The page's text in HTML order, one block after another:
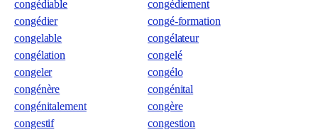
congédiable
congédiement
congédier
congé-formation
congelable
congélateur
congélation
congelé
congeler
congélo
congénère
congénital
congénitalement
congère
congestif
congestion